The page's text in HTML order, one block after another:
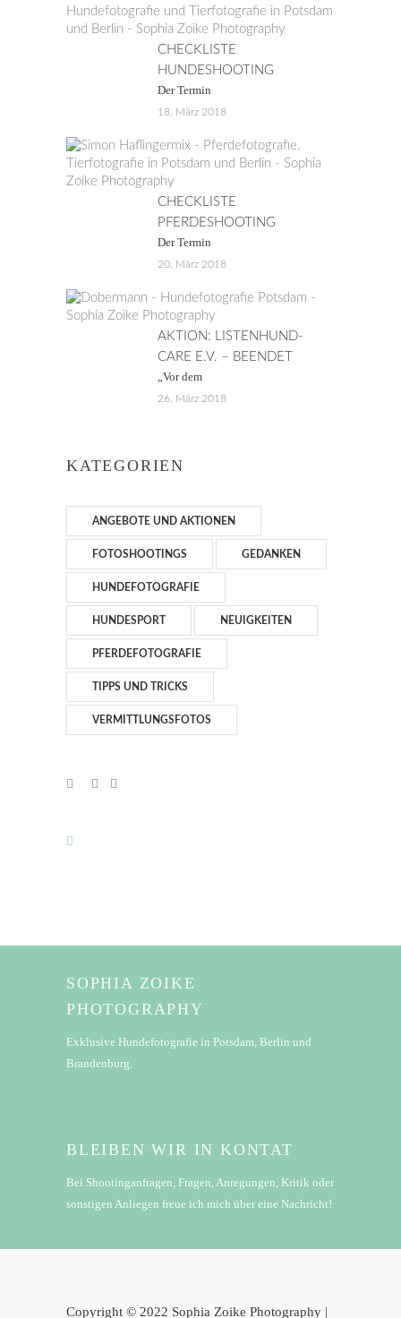
CHECKLISTE
HUNDESHOOTING
Der Termin
18. März 2018
CHECKLISTE
PFERDESHOOTING
Der Termin
20. März 2018
AKTION: LISTENHUND-
CARE E.V. – BEENDET
„Vor dem
26. März 2018
KATEGORIEN
ANGEBOTE UND AKTIONEN
FOTOSHOOTINGS GEDANKEN
HUNDEFOTOGRAFIE
HUNDESPORT NEUIGKEITEN
PFERDEFOTOGRAFIE
TIPPS UND TRICKS
VERMITTLUNGSFOTOS
SOPHIA ZOIKE
PHOTOGRAPHY
Exklusive Hundefotografie in Potsdam, Berlin und
Brandenburg.
BLEIBEN WIR IN KONTAT
Bei Shootinganfragen, Fragen, Anregungen, Kritik oder
sonstigen Anliegen freue ich mich über eine Nachricht!
Copyright © 2022 Sophia Zoike Photography |